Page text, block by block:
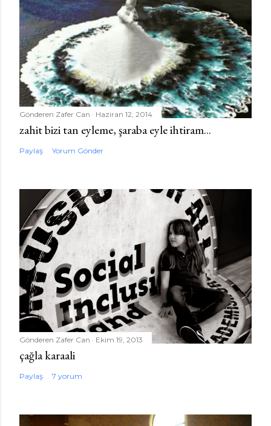
Gönderen Zafer Can Haziran 12, 2014
zahit bizi tan eyleme, şaraba eyle ihtiram...
Paylaş Yorum Gönder
Gönderen Zafer Can Ekim 19, 2013
çağla karaali
Paylaş 7 yorum